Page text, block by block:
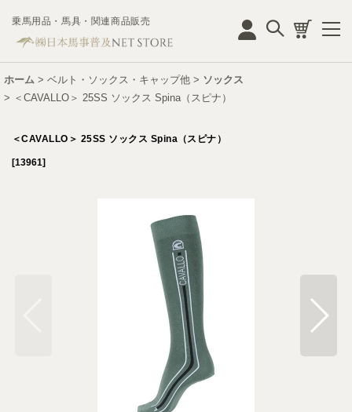
乗馬用品・馬具・関連商品販売
ホーム > ベルト・ソックス・キャップ他 > ソックス
> ＜CAVALLO＞ 25SS ソックス Spina（スピナ）
＜CAVALLO＞ 25SS ソックス Spina（スピナ）
[13961]